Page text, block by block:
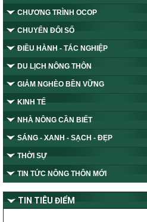
CHƯƠNG TRÌNH OCOP
CHUYỂN ĐỔI SỐ
ĐIỀU HÀNH - TÁC NGHIỆP
DU LỊCH NÔNG THÔN
GIẢM NGHÈO BỀN VỮNG
KINH TẾ
NHÀ NÔNG CẦN BIẾT
SÁNG - XANH - SẠCH - ĐẸP
THỜI SỰ
TIN TỨC NÔNG THÔN MỚI
TIN TIÊU ĐIỂM